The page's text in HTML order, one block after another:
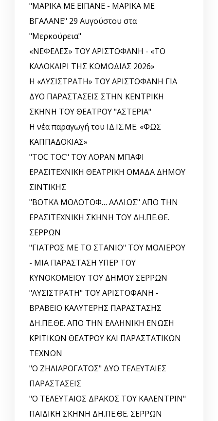
"ΜΑΡΙΚΑ ΜΕ ΕΙΠΑΝΕ - ΜΑΡΙΚΑ ΜΕ
ΒΓΑΛΑΝΕ" 29 Αυγούστου στα
"Μερκούρεια"
«ΝΕΦΕΛΕΣ» ΤΟΥ ΑΡΙΣΤΟΦΑΝΗ - «ΤΟ
ΚΑΛΟΚΑΙΡΙ ΤΗΣ ΚΩΜΩΔΙΑΣ 2026»
Η «ΛΥΣΙΣΤΡΑΤΗ» ΤΟΥ ΑΡΙΣΤΟΦΑΝΗ ΓΙΑ
ΔΥΟ ΠΑΡΑΣΤΑΣΕΙΣ ΣΤΗΝ ΚΕΝΤΡΙΚΗ
ΣΚΗΝΗ ΤΟΥ ΘΕΑΤΡΟΥ "ΑΣΤΕΡΙΑ"
Η νέα παραγωγή του ΙΔ.ΙΣ.ΜΕ. «ΦΩΣ
ΚΑΠΠΑΔΟΚΙΑΣ»
"TOC TOC" ΤΟΥ ΛΟΡΑΝ ΜΠΑΦΙ
ΕΡΑΣΙΤΕΧΝΙΚΗ ΘΕΑΤΡΙΚΗ ΟΜΑΔΑ ΔΗΜΟΥ
ΣΙΝΤΙΚΗΣ
"ΒΟΤΚΑ ΜΟΛΟΤΟΦ… ΑΛΛΙΩΣ" ΑΠΟ ΤΗΝ
ΕΡΑΣΙΤΕΧΝΙΚΗ ΣΚΗΝΗ ΤΟΥ ΔΗ.ΠΕ.ΘΕ.
ΣΕΡΡΩΝ
"ΓΙΑΤΡΟΣ ΜΕ ΤΟ ΣΤΑΝΙΟ" ΤΟΥ ΜΟΛΙΕΡΟΥ
- ΜΙΑ ΠΑΡΑΣΤΑΣΗ ΥΠΕΡ ΤΟΥ
ΚΥΝΟΚΟΜΕΙΟΥ ΤΟΥ ΔΗΜΟΥ ΣΕΡΡΩΝ
"ΛΥΣΙΣΤΡΑΤΗ" ΤΟΥ ΑΡΙΣΤΟΦΑΝΗ -
ΒΡΑΒΕΙΟ ΚΑΛΥΤΕΡΗΣ ΠΑΡΑΣΤΑΣΗΣ
ΔΗ.ΠΕ.ΘΕ. ΑΠΟ ΤΗΝ ΕΛΛΗΝΙΚΗ EΝΩΣΗ
ΚΡΙΤΙΚΩΝ ΘΕΑΤΡΟΥ ΚΑΙ ΠΑΡΑΣΤΑΤΙΚΩΝ
ΤΕΧΝΩΝ
"Ο ΖΗΛΙΑΡΟΓΑΤΟΣ" ΔΥΟ ΤΕΛΕΥΤΑΙΕΣ
ΠΑΡΑΣΤΑΣΕΙΣ
"Ο ΤΕΛΕΥΤΑΙΟΣ ΔΡΑΚΟΣ ΤΟΥ ΚΑΛΕΝΤΡΙΝ"
ΠΑΙΔΙΚΗ ΣΚΗΝΗ ΔΗ.ΠΕ.ΘΕ. ΣΕΡΡΩΝ